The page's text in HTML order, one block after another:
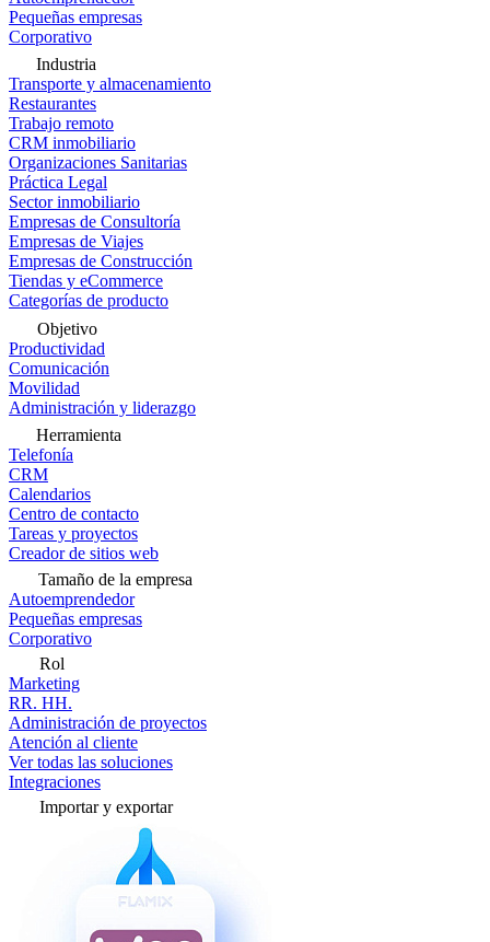
Pequeñas empresas
Corporativo
Industria
Transporte y almacenamiento
Restaurantes
Trabajo remoto
CRM inmobiliario
Organizaciones Sanitarias
Práctica Legal
Sector inmobiliario
Empresas de Consultoría
Empresas de Viajes
Empresas de Construcción
Tiendas y eCommerce
Categorías de producto
Objetivo
Productividad
Comunicación
Movilidad
Administración y liderazgo
Herramienta
Telefonía
CRM
Calendarios
Centro de contacto
Tareas y proyectos
Creador de sitios web
Tamaño de la empresa
Autoemprendedor
Pequeñas empresas
Corporativo
Rol
Marketing
RR. HH.
Administración de proyectos
Atención al cliente
Ver todas las soluciones
Integraciones
Importar y exportar